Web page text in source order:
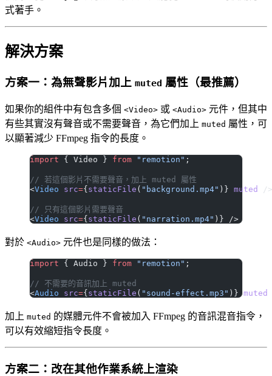
式著手。
解決方案
方案一：為無聲影片加上 muted 屬性（最推薦）
如果你的組件中有包含多個 <Video> 或 <Audio> 元件，但其中
有些其實沒有聲音或不需要聲音，為它們加上 muted 屬性，可
以顯著減少 FFmpeg 指令的長度。
import { Video } from "remotion" ;
// 若這個影片不需要聲音，加上 muted 屬性
<Video src={ staticFile ( "background.mp4" )} muted />
// 只有這個影片需要聲音
<Video src={ staticFile ( "narration.mp4" )} />
對於 <Audio> 元件也是同樣的做法：
import { Audio } from "remotion" ;
// 不需要的音訊加上 muted
<Audio src={ staticFile ( "sound-effect.mp3" )} muted
加上 muted 的媒體元件不會被加入 FFmpeg 的音訊混音指令，
可以有效縮短指令長度。
方案二：改在其他作業系統上渲染